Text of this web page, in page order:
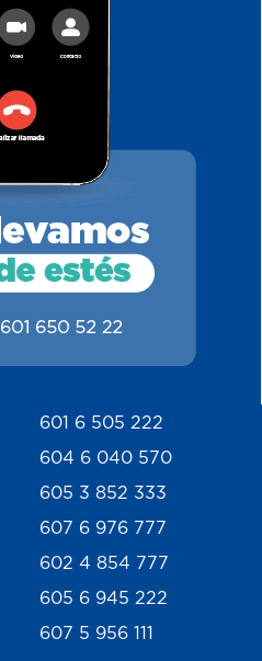
601 6 505 222
604 6 040 570
605 3 852 333
607 6 976 777
602 4 854 777
605 6 945 222
607 5 956 111